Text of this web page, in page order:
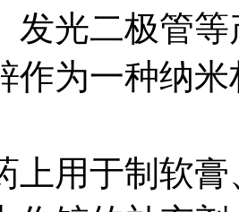
发光二极管
作为一种纳
上用于制软